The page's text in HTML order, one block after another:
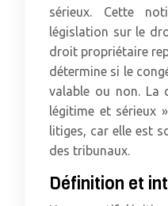
sérieux. Cette
législation sur le
droit propriétaire
détermine si le
valable ou non.
légitime et sérieux
litiges, car elle est
des tribunaux.
Définition et